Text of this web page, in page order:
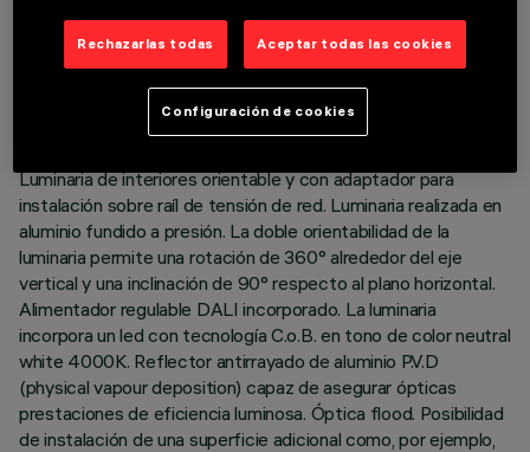
DATOS TÉCNICOS
Luminaria de interiores orientable y con adaptador para
instalación sobre raíl de tensión de red. Luminaria realizada en
aluminio fundido a presión. La doble orientabilidad de la
luminaria permite una rotación de 360° alrededor del eje
vertical y una inclinación de 90° respecto al plano horizontal.
Alimentador regulable DALI incorporado. La luminaria
incorpora un led con tecnología C.o.B. en tono de color neutral
white 4000K. Reflector antirrayado de aluminio P.V.D
(physical vapour deposition) capaz de asegurar ópticas
prestaciones de eficiencia luminosa. Óptica flood. Posibilidad
de instalación de una superficie adicional como, por ejemplo,
Rechazarlas todas Aceptar todas las cookies
Configuración de cookies